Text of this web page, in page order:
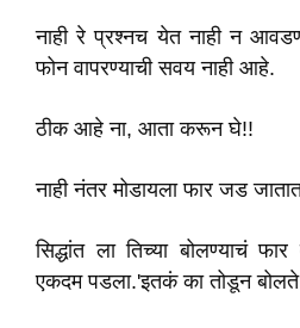
नाही रे प्रश्नच येत नाही न
फोन वापरण्याची सवय नाही आहे.
ठीक आहे ना, आता करून घे!!
नाही नंतर मोडायला फार जड
सिद्धांत ला तिच्या बोलण्याचं
एकदम पडला.'इतकं का तोडून बोलते